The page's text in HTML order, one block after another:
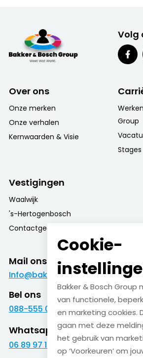
Volg
Over ons
Onze merken
Onze verhalen
Kernwaarden & Visie
Group
Stages
Vestigingen
Waalwijk
's-Hertogenbosch
Contactgegevens
Mail ons
Info@bakkerenboschgroup.nl
Bel ons
088-555 09 09
Whatsapp
06 89 97 16 01
Cookie-
Bakker & Bosch Group
van functionele,
en marketing cookies.
gaan met deze
het gebruik van
op ‘Voorkeuren’ om